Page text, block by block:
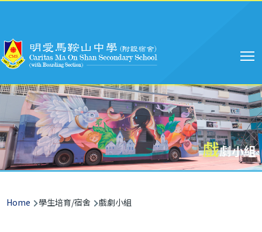
戲劇小組
Breadcrumb
Home 學生培育/宿舍 戲劇小組